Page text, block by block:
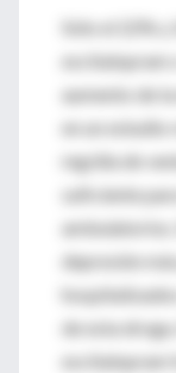
Sólo el 22%
escitalopram
aumento de
en un estudio
mg/día de
suficiente
depresión
de esta
escitalopram